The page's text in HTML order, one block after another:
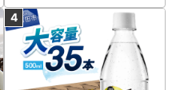
日・日曜日・祝日及び12月2